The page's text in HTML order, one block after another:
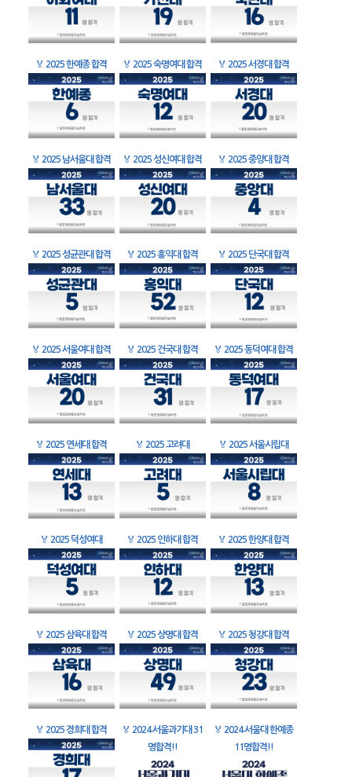
🏅 2025 한예종 합격 🏅 2025 숙명여대 합격 🏅 2025 서경대 합격
🏅 2025 남서울대 합격 🏅 2025 성신여대 합격 🏅 2025 중앙대 합격
🏅 2025 성균관대 합격 🏅 2025 홍익대 합격 🏅 2025 단국대 합격
🏅 2025 서울여대 합격 🏅 2025 건국대 합격 🏅 2025 동덕여대 합격
🏅 2025 연세대 합격 🏅 2025 고려대 🏅 2025 서울시립대
🏅 2025 덕성여대 🏅 2025 인하대 합격 🏅 2025 한양대 합격
🏅 2025 삼육대 합격 🏅 2025 상명대 합격 🏅 2025 청강대 합격
🏅 2025 경희대 합격 🏅 2024 서울과기대 31
명합격!!
🏅 2024 서울대 한예종
11명합격!!